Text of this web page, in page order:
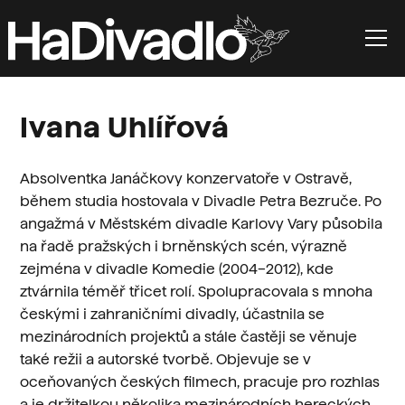
Ivana Uhlířová
Absolventka Janáčkovy konzervatoře v Ostravě,
během studia hostovala v Divadle Petra Bezruče. Po
angažmá v Městském divadle Karlovy Vary působila
na řadě pražských i brněnských scén, výrazně
zejména v divadle Komedie (2004–2012), kde
ztvárnila téměř třicet rolí. Spolupracovala s mnoha
českými i zahraničními divadly, účastnila se
mezinárodních projektů a stále častěji se věnuje
také režii a autorské tvorbě. Objevuje se v
oceňovaných českých filmech, pracuje pro rozhlas